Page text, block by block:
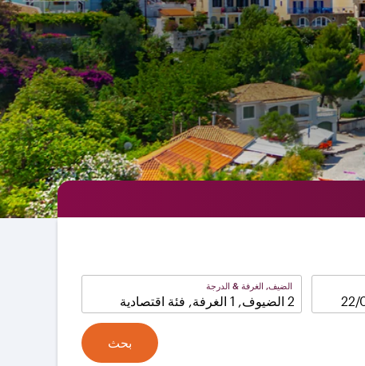
الضيف, الغرفة & الدرجة
2 الضيوف, 1 الغرفة, فئة اقتصادية
بحث